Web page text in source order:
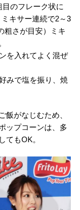
目のフレーク状に
キサー連続で2～3
粗さが目安）ミキ
を入れてよく混ぜ
みで塩を振り、焼
飯がなじむため、
ップコーンは、多
てもOK。